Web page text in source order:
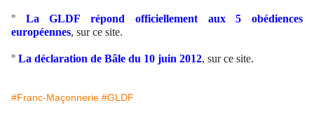
°
La GLDF répond officiellement aux 5 obédiences
européennes, sur ce site.
° La déclaration de Bâle du 10 juin 2012, sur ce site.
#Franc-Maçonnerie #GLDF